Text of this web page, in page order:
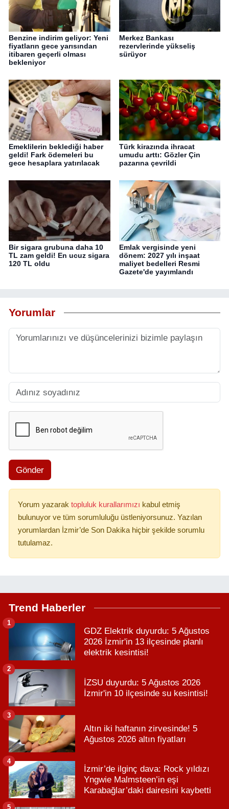
Benzine indirim geliyor: Yeni
fiyatların gece yarısından
itibaren geçerli olması
bekleniyor
Merkez Bankası
rezervlerinde yükseliş
sürüyor
Emeklilerin beklediği haber
geldi! Fark ödemeleri bu
gece hesaplara yatırılacak
Türk kirazında ihracat
umudu arttı: Gözler Çin
pazarına çevrildi
Bir sigara grubuna daha 10
TL zam geldi! En ucuz sigara
120 TL oldu
Emlak vergisinde yeni
dönem: 2027 yılı inşaat
maliyet bedelleri Resmi
Gazete'de yayımlandı
Yorumlar
Gönder
Yorum yazarak topluluk kurallarımızı kabul etmiş
bulunuyor ve tüm sorumluluğu üstleniyorsunuz. Yazılan
yorumlardan İzmir’de Son Dakika hiçbir şekilde sorumlu
tutulamaz.
Trend Haberler
GDZ Elektrik duyurdu: 5 Ağustos
2026 İzmir'in 13 ilçesinde planlı
elektrik kesintisi!
1
İZSU duyurdu: 5 Ağustos 2026
İzmir'in 10 ilçesinde su kesintisi!
2
Altın iki haftanın zirvesinde! 5
Ağustos 2026 altın fiyatları
3
İzmir’de ilginç dava: Rock yıldızı
Yngwie Malmsteen’in eşi
Karabağlar’daki dairesini kaybetti
4
5